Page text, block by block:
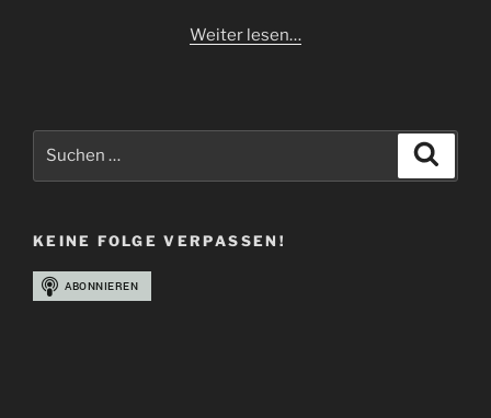
Weiter lesen…
KEINE FOLGE VERPASSEN!